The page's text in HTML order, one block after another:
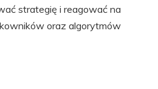
strategię i reagować na
oraz algorytmów